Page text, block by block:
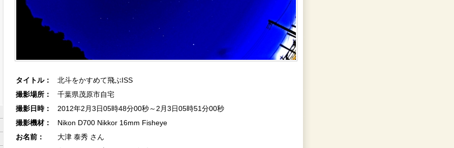
タイトル：
北斗をかすめて飛ぶISS
撮影場所：
千葉県茂原市自宅
撮影日時：
2012年2月3日05時48分00秒～2月3日05時51分00秒
撮影機材：
Nikon D700 Nikkor 16mm Fisheye
お名前：
大津 泰秀 さん